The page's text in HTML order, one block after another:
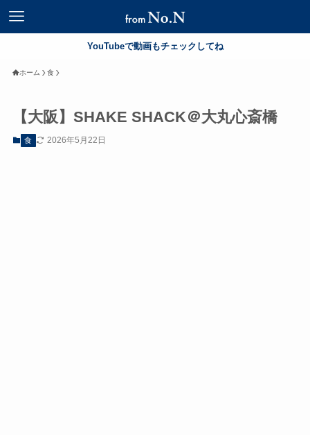
YouTubeで動画もチェックしてね
ホーム 食
【大阪】SHAKE SHACK＠大丸心斎橋
食 2026年5月22日